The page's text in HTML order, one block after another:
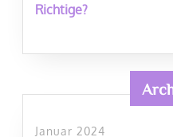
Richtige?
Januar 2024